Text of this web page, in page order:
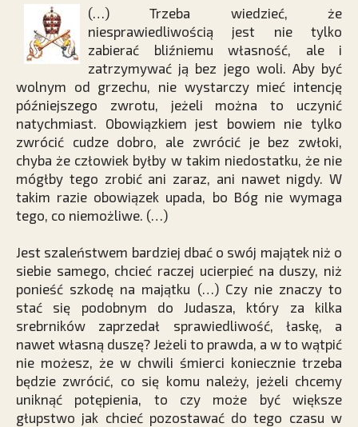
(…) Trzeba wiedzieć, że
niesprawiedliwością jest nie tylko
zabierać bliźniemu własność, ale i
zatrzymywać ją bez jego woli. Aby być
wolnym od grzechu, nie wystarczy mieć intencję
późniejszego zwrotu, jeżeli można to uczynić
natychmiast. Obowiązkiem jest bowiem nie tylko
zwrócić cudze dobro, ale zwrócić je bez zwłoki,
chyba że człowiek byłby w takim niedostatku, że nie
mógłby tego zrobić ani zaraz, ani nawet nigdy. W
takim razie obowiązek upada, bo Bóg nie wymaga
tego, co niemożliwe. (…)
Jest szaleństwem bardziej dbać o swój majątek niż o
siebie samego, chcieć raczej ucierpieć na duszy, niż
ponieść szkodę na majątku (…) Czy nie znaczy to
stać się podobnym do Judasza, który za kilka
srebrników zaprzedał sprawiedliwość, łaskę, a
nawet własną duszę? Jeżeli to prawda, a w to wątpić
nie możesz, że w chwili śmierci koniecznie trzeba
będzie zwrócić, co się komu należy, jeżeli chcemy
uniknąć potępienia, to czy może być większe
głupstwo jak chcieć pozostawać do tego czasu w